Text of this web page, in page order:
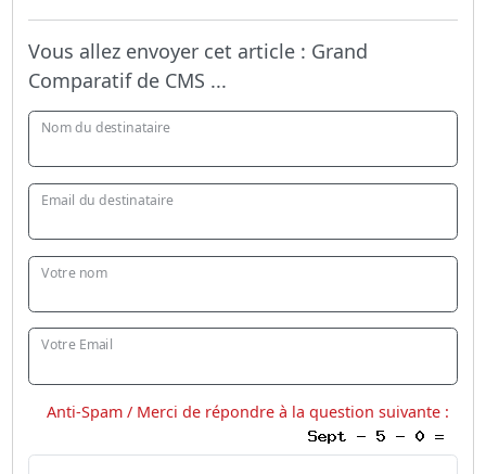
Vous allez envoyer cet article : Grand
Comparatif de CMS ...
Nom du destinataire
Email du destinataire
Votre nom
Votre Email
Anti-Spam / Merci de répondre à la question suivante :